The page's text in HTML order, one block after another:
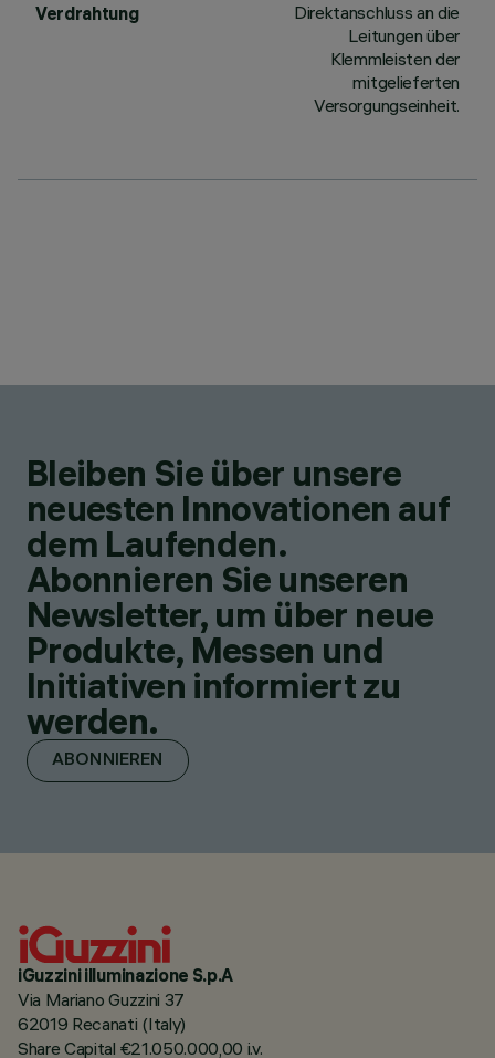
Verdrahtung
Direktanschluss an die
Leitungen über
Klemmleisten der
mitgelieferten
Versorgungseinheit.
Bleiben Sie über unsere
neuesten Innovationen auf
dem Laufenden.
Abonnieren Sie unseren
Newsletter, um über neue
Produkte, Messen und
Initiativen informiert zu
werden.
ABONNIEREN
iGuzzini illuminazione S.p.A
Via Mariano Guzzini 37
62019 Recanati (Italy)
Share Capital €21.050.000,00 i.v.